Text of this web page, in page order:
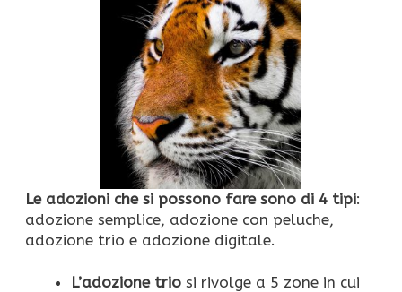
Le adozioni che si possono fare sono di 4 tipi:
adozione semplice, adozione con peluche,
adozione trio e adozione digitale.
L’adozione trio si rivolge a 5 zone in cui